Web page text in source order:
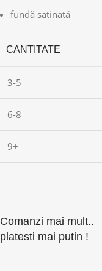
fundă satinată
CANTITATE
3-5
6-8
9+
Comanzi mai mult..
platesti mai putin !